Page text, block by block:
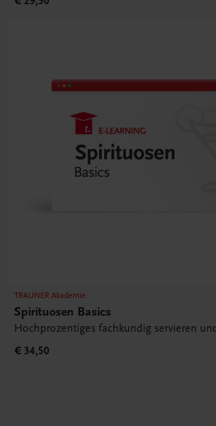
TRAUNER Akademie
Spirituosen Basics
Hochprozentiges fachkundig servieren
€ 34,50